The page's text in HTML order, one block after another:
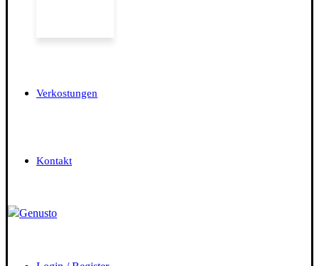
Verkostungen
Kontakt